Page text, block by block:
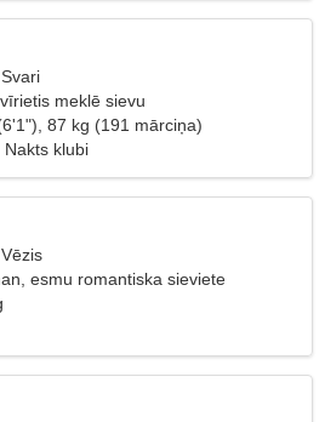
meklē sievu
87 kg (191 mārciņa)
Nakts klubi
esmu romantiska sieviete